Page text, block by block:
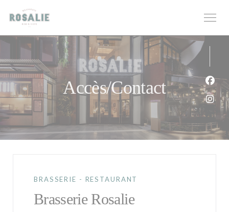
Personnalisation de vos choix en matière de cookies
Accès/Contact
BRASSERIE - RESTAURANT
Brasserie Rosalie